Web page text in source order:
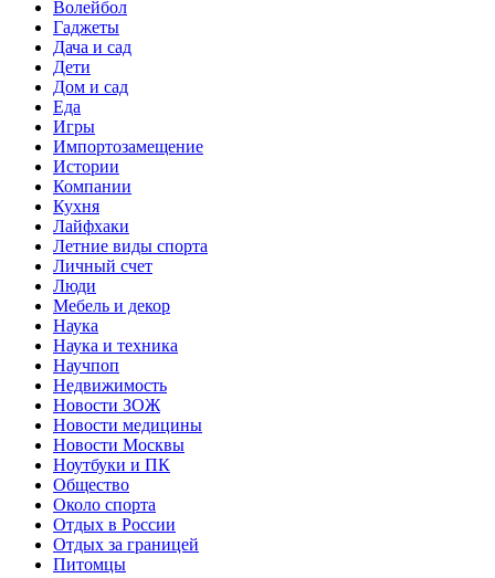
Волейбол
Гаджеты
Дача и сад
Дети
Дом и сад
Еда
Игры
Импортозамещение
Истории
Компании
Кухня
Лайфхаки
Летние виды спорта
Личный счет
Люди
Мебель и декор
Наука
Наука и техника
Научпоп
Недвижимость
Новости ЗОЖ
Новости медицины
Новости Москвы
Ноутбуки и ПК
Общество
Около спорта
Отдых в России
Отдых за границей
Питомцы